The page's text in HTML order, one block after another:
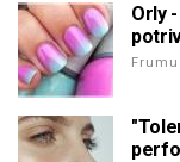
Orly